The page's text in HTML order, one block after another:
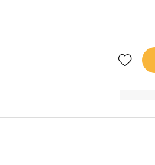
Add wishlist